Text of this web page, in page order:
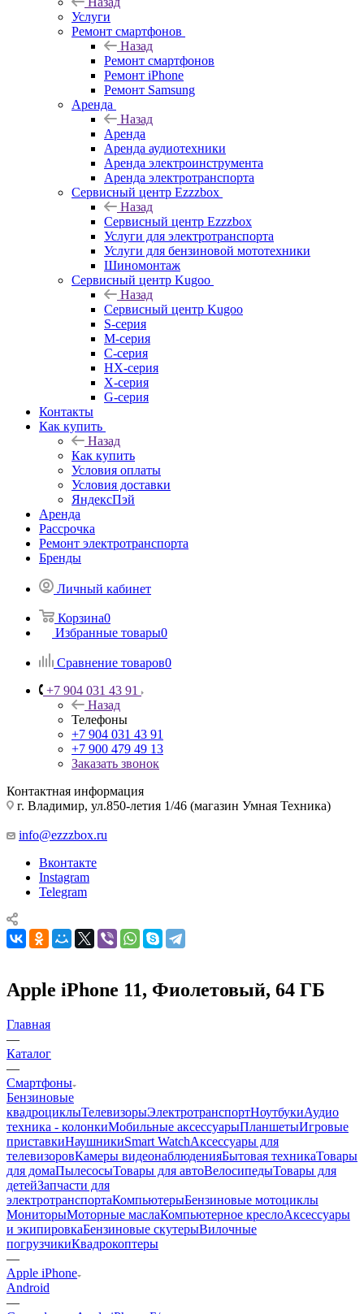
Услуги
Ремонт смартфонов
Назад
Ремонт смартфонов
Ремонт iPhone
Ремонт Samsung
Аренда
Назад
Аренда
Аренда аудиотехники
Аренда электроинструмента
Аренда электротранспорта
Сервисный центр Ezzzbox
Назад
Сервисный центр Ezzzbox
Услуги для электротранспорта
Услуги для бензиновой мототехники
Шиномонтаж
Сервисный центр Kugoo
Назад
Сервисный центр Kugoo
S-cерия
M-серия
С-серия
HX-серия
X-серия
G-серия
Контакты
Как купить
Назад
Как купить
Условия оплаты
Условия доставки
ЯндексПэй
Аренда
Рассрочка
Ремонт электротранспорта
Бренды
Личный кабинет
Корзина0
Избранные товары0
Сравнение товаров0
+7 904 031 43 91
Назад
Телефоны
+7 904 031 43 91
+7 900 479 49 13
Заказать звонок
Контактная информация
г. Владимир, ул.850-летия 1/46 (магазин Умная Техника)
info@ezzzbox.ru
Вконтакте
Instagram
Telegram
Apple iPhone 11, Фиолетовый, 64 ГБ
Главная
—
Каталог
—
Смартфоны
Бензиновые
квадроциклыТелевизорыЭлектротранспортНоутбукиАудио
техника - колонкиМобильные аксессуарыПланшетыИгровые
приставкиНаушникиSmart WatchАксессуары для
телевизоровКамеры видеонаблюденияБытовая техникаТовары
для домаПылесосыТовары для автоВелосипедыТовары для
детейЗапчасти для
электротранспортаКомпьютерыБензиновые мотоциклы
МониторыМоторные маслаКомпьютерное креслоАксессуары
и экипировкаБензиновые скутерыВилочные
погрузчикиКвадрокоптеры
—
Apple iPhone
Android
—